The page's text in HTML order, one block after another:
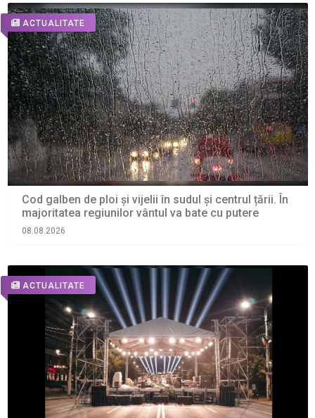
ACTUALITATE
Cod galben de ploi și vijelii în sudul și centrul țării. În
majoritatea regiunilor vântul va bate cu putere
08.08.2026
ACTUALITATE